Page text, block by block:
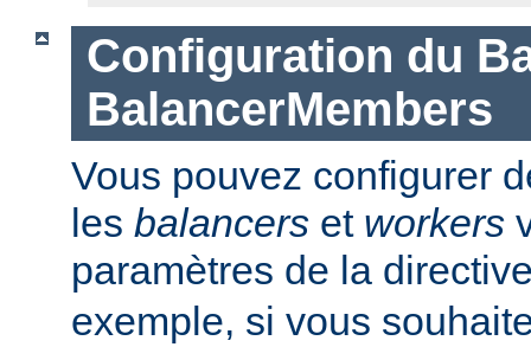
Configuration du
BalancerMembers
Vous pouvez configurer
les balancers et workers
paramètres de la
exemple, si vous